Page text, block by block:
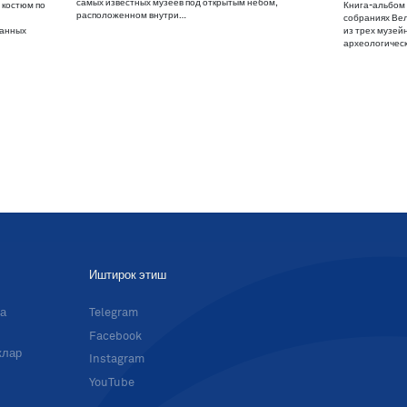
по
самых известных музеев под открытым небом,
расположенном внутри…
Книга-альбом
собраниях
из трех
Иштирок этиш
Telegram
Facebook
Instagram
YouTube